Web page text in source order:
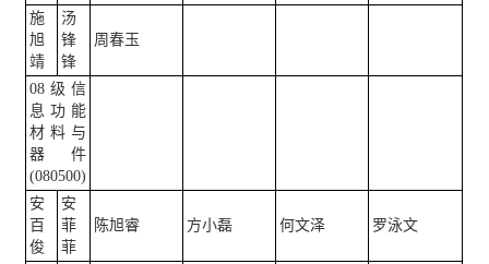
施
旭
靖
汤
锋
锋
周春玉
08级信
息功能
材料与
器件
(080500)
安
百
俊
安
菲
菲
陈旭睿 方小磊 何文泽 罗泳文